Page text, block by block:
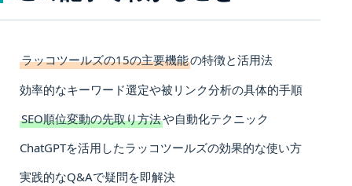
ラッコツールズの15の主要機能の特徴と活用法
効率的なキーワード選定や被リンク分析の具体的手順
SEO順位変動の先取り方法や自動化テクニック
ChatGPTを活用したラッコツールズの効果的な使い方
実践的なQ&Aで疑問を即解決